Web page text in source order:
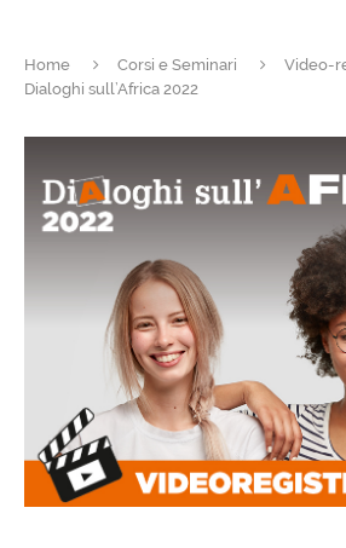
Home Corsi e Seminari
Video-
Dialoghi sull’Africa 2022